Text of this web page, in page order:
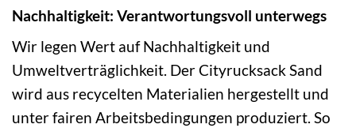
Nachhaltigkeit: Verantwortungsvoll unterwegs
Wir legen Wert auf Nachhaltigkeit und
Umweltverträglichkeit. Der Cityrucksack Sand
wird aus recycelten Materialien hergestellt und
unter fairen Arbeitsbedingungen produziert. So